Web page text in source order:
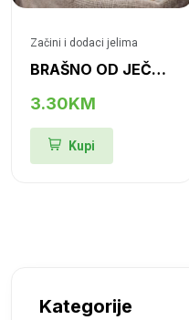
Začini i dodaci jelima
BRAŠNO OD JEČMA
3.30KM
Kupi
Kategorije